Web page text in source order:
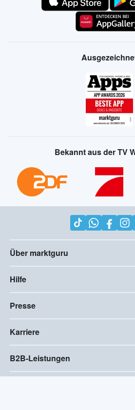
Bekannt aus der TV
Über marktguru
Hilfe
Presse
Karriere
B2B-Leistungen